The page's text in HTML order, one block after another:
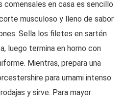
comensales en casa es sencillo
musculoso y lleno de sabor
Sella los filetes en sartén
luego termina en horno con
Mientras, prepara una
para umami intenso
y sirve. Para mayor